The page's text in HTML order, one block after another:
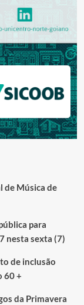
de Música de
para
nesta sexta (7)
de inclusão
60 +
da Primavera